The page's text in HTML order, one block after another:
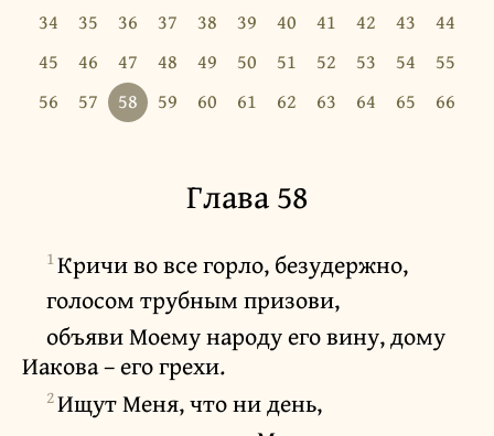
34
35 36 37 38 39 40 41 42 43
44
45
46 47 48 49 50 51 52 53 54
55
56
57 58 59 60 61 62 63 64 65 66
Глава 58
1Кричи во все горло, безудержно,
голосом трубным призови,
объяви Моему народу его вину, дому
Иакова – его грехи.
2Ищут Меня, что ни день,